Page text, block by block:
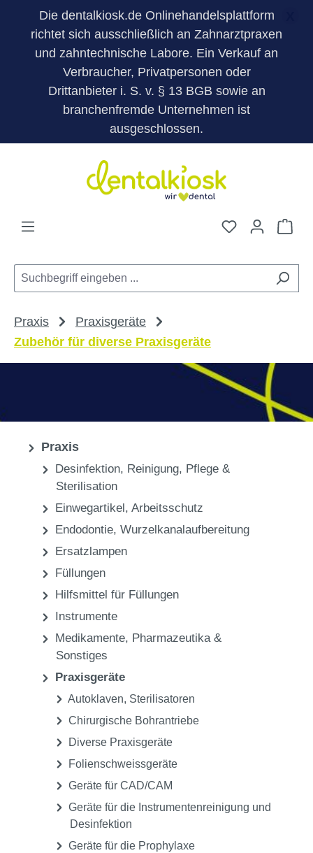
Die dentalkiosk.de Onlinehandelsplattform
richtet sich ausschließlich an Zahnarztpraxen
und zahntechnische Labore. Ein Verkauf an
Verbraucher, Privatpersonen oder
Drittanbieter i. S. v. § 13 BGB sowie an
branchenfremde Unternehmen ist
ausgeschlossen.
Zum Hauptinhalt springen
Du hast 0
Praxis
Praxisgeräte
Zubehör für diverse Praxisgeräte
Praxis
Desinfektion, Reinigung, Pflege &
Sterilisation
Einwegartikel, Arbeitsschutz
Endodontie, Wurzelkanalaufbereitung
Ersatzlampen
Füllungen
Hilfsmittel für Füllungen
Instrumente
Medikamente, Pharmazeutika &
Sonstiges
Praxisgeräte
Autoklaven, Sterilisatoren
Chirurgische Bohrantriebe
Diverse Praxisgeräte
Folienschweissgeräte
Geräte für CAD/CAM
Geräte für die Instrumentenreinigung und
Desinfektion
Geräte für die Prophylaxe